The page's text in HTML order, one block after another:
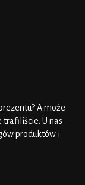
A może
trafiliście. U nas
produktów i